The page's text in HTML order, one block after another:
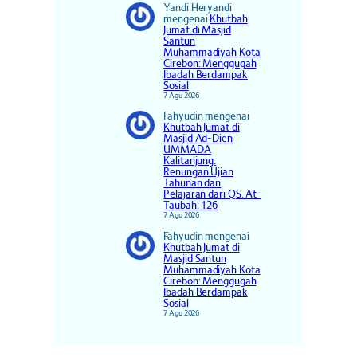
Yandi Heryandi
mengenaiKhutbah
Jumat di Masjid
Santun
Muhammadiyah Kota
Cirebon: Menggugah
Ibadah Berdampak
Sosial
7 Agu 2026
Fahyudinmengenai
Khutbah Jumat di
Masjid Ad-Dien
UMMADA
Kalitanjung:
Renungan Ujian
Tahunan dan
Pelajaran dari QS. At-
Taubah: 126
7 Agu 2026
Fahyudinmengenai
Khutbah Jumat di
Masjid Santun
Muhammadiyah Kota
Cirebon: Menggugah
Ibadah Berdampak
Sosial
7 Agu 2026